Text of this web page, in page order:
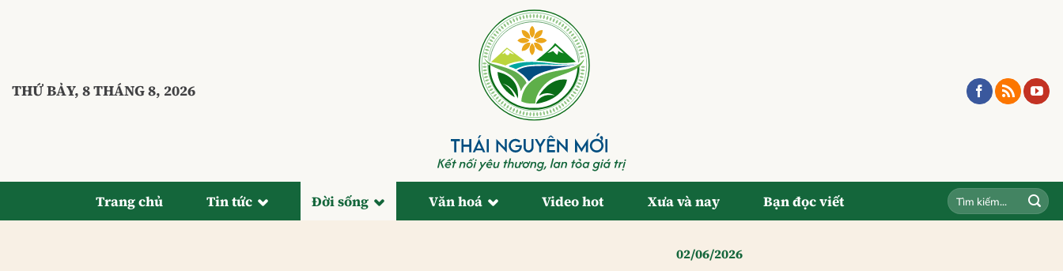
THỨ BẢY, 8 THÁNG 8, 2026
Trang chủ Tin tức Đời sống Văn hoá Video hot Xưa và nay Bạn đọc viết
02/06/2026